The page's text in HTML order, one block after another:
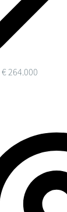
€ 264.000